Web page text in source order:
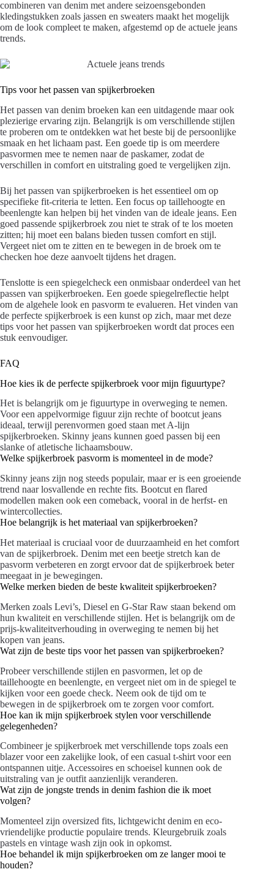
combineren van denim met andere seizoensgebonden
kledingstukken zoals jassen en sweaters maakt het mogelijk
om de look compleet te maken, afgestemd op de actuele jeans
trends.
Tips voor het passen van spijkerbroeken
Het passen van denim broeken kan een uitdagende maar ook
plezierige ervaring zijn. Belangrijk is om verschillende stijlen
te proberen om te ontdekken wat het beste bij de persoonlijke
smaak en het lichaam past. Een goede tip is om meerdere
pasvormen mee te nemen naar de paskamer, zodat de
verschillen in comfort en uitstraling goed te vergelijken zijn.
Bij het passen van spijkerbroeken is het essentieel om op
specifieke fit-criteria te letten. Een focus op taillehoogte en
beenlengte kan helpen bij het vinden van de ideale jeans. Een
goed passende spijkerbroek zou niet te strak of te los moeten
zitten; hij moet een balans bieden tussen comfort en stijl.
Vergeet niet om te zitten en te bewegen in de broek om te
checken hoe deze aanvoelt tijdens het dragen.
Tenslotte is een spiegelcheck een onmisbaar onderdeel van het
passen van spijkerbroeken. Een goede spiegelreflectie helpt
om de algehele look en pasvorm te evalueren. Het vinden van
de perfecte spijkerbroek is een kunst op zich, maar met deze
tips voor het passen van spijkerbroeken wordt dat proces een
stuk eenvoudiger.
FAQ
Hoe kies ik de perfecte spijkerbroek voor mijn figuurtype?
Het is belangrijk om je figuurtype in overweging te nemen.
Voor een appelvormige figuur zijn rechte of bootcut jeans
ideaal, terwijl perenvormen goed staan met A-lijn
spijkerbroeken. Skinny jeans kunnen goed passen bij een
slanke of atletische lichaamsbouw.
Welke spijkerbroek pasvorm is momenteel in de mode?
Skinny jeans zijn nog steeds populair, maar er is een groeiende
trend naar losvallende en rechte fits. Bootcut en flared
modellen maken ook een comeback, vooral in de herfst- en
wintercollecties.
Hoe belangrijk is het materiaal van spijkerbroeken?
Het materiaal is cruciaal voor de duurzaamheid en het comfort
van de spijkerbroek. Denim met een beetje stretch kan de
pasvorm verbeteren en zorgt ervoor dat de spijkerbroek beter
meegaat in je bewegingen.
Welke merken bieden de beste kwaliteit spijkerbroeken?
Merken zoals Levi’s, Diesel en G-Star Raw staan bekend om
hun kwaliteit en verschillende stijlen. Het is belangrijk om de
prijs-kwaliteitverhouding in overweging te nemen bij het
kopen van jeans.
Wat zijn de beste tips voor het passen van spijkerbroeken?
Probeer verschillende stijlen en pasvormen, let op de
taillehoogte en beenlengte, en vergeet niet om in de spiegel te
kijken voor een goede check. Neem ook de tijd om te
bewegen in de spijkerbroek om te zorgen voor comfort.
Hoe kan ik mijn spijkerbroek stylen voor verschillende
gelegenheden?
Combineer je spijkerbroek met verschillende tops zoals een
blazer voor een zakelijke look, of een casual t-shirt voor een
ontspannen uitje. Accessoires en schoeisel kunnen ook de
uitstraling van je outfit aanzienlijk veranderen.
Wat zijn de jongste trends in denim fashion die ik moet
volgen?
Momenteel zijn oversized fits, lichtgewicht denim en eco-
vriendelijke productie populaire trends. Kleurgebruik zoals
pastels en vintage wash zijn ook in opkomst.
Hoe behandel ik mijn spijkerbroeken om ze langer mooi te
houden?